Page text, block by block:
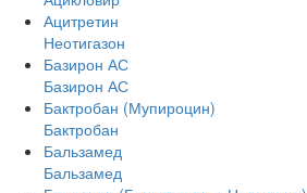
Ацитретин
Неотигазон
Базирон АС
Базирон АС
Бактробан (Мупироцин)
Бактробан
Бальзамед
Бальзамед